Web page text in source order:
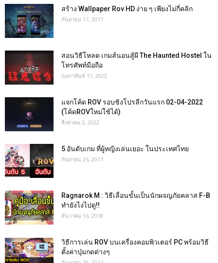
สร้าง Wallpaper Rov HD ง่าย ๆ เพียงไม่กี่คลิก
กันยายน 17, 2017
สอนวิธีโหลด เกมส์นอนสู้ผี The Haunted Hostel ใน
โทรศัพท์มือถือ
กุมภาพันธ์ 17, 2022
แจกโค้ด ROV รอบชิงโปรลีกวันแรก 02-04-2022
(โค้ดROVใหม่ใช้ได้)
สิงหาคม 3, 2022
5 อันดับเกม ที่ผู้หญิงเล่นเยอะ ในประเทศไทย
กันยายน 25, 2017
Ragnarok M : วิธีเลื่อนขั้นเป็นนักผจญภัยคลาส F-B
ทำยังไงไปดู!!
ธันวาคม 16, 2018
วิธีการเล่น ROV บนเครื่องคอมพิวเตอร์ PC พร้อมวิธี
ตั้งค่าปุ่มกดต่างๆ